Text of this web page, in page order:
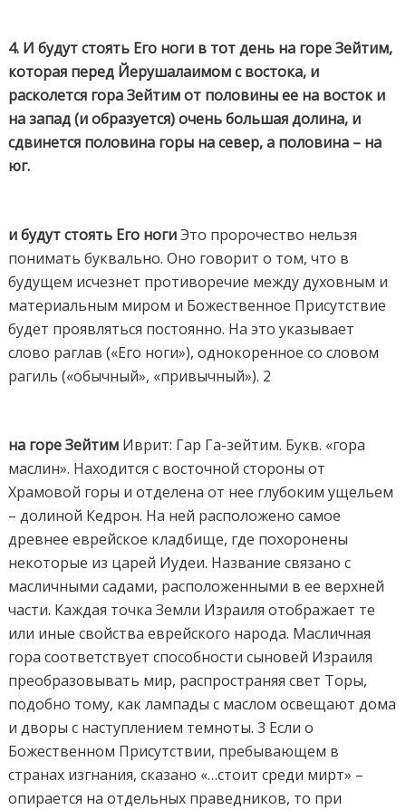
4. И будут стоять Его ноги в тот день на горе Зейтим,
которая перед Йерушалаимом с востока, и
расколется гора Зейтим от половины ее на восток и
на запад (и образуется) очень большая долина, и
сдвинется половина горы на север, а половина – на
юг.
и будут стоять Его ногиЭто пророчество нельзя
понимать буквально. Оно говорит о том, что в
будущем исчезнет противоречие между духовным и
материальным миром и Божественное Присутствие
будет проявляться постоянно. На это указывает
слово раглав («Его ноги»), однокоренное со словом
рагиль («обычный», «привычный»). 2
на горе Зейтим Иврит: Гар Га-зейтим. Букв. «гора
маслин». Находится с восточной стороны от
Храмовой горы и отделена от нее глубоким ущельем
– долиной Кедрон. На ней расположено самое
древнее еврейское кладбище, где похоронены
некоторые из царей Иудеи. Название связано с
масличными садами, расположенными в ее верхней
части. Каждая точка Земли Израиля отображает те
или иные свойства еврейского народа. Масличная
гора соответствует способности сыновей Израиля
преобразовывать мир, распространяя свет Торы,
подобно тому, как лампады с маслом освещают дома
и дворы с наступлением темноты. 3 Если о
Божественном Присутствии, пребывающем в
странах изгнания, сказано «…стоит среди мирт» –
опирается на отдельных праведников, то при